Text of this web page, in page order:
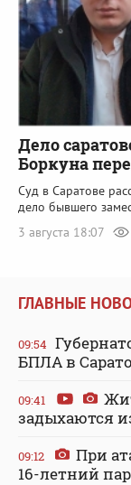
Дело
Боркуна
Суд в Саратове
дело бывшего
3 августа 18:07
ГЛАВНЫЕ
09:54
БПЛА в
09:41
задыхаются
09:12
При
16-летний